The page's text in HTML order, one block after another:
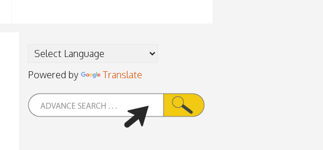
Powered by Translate